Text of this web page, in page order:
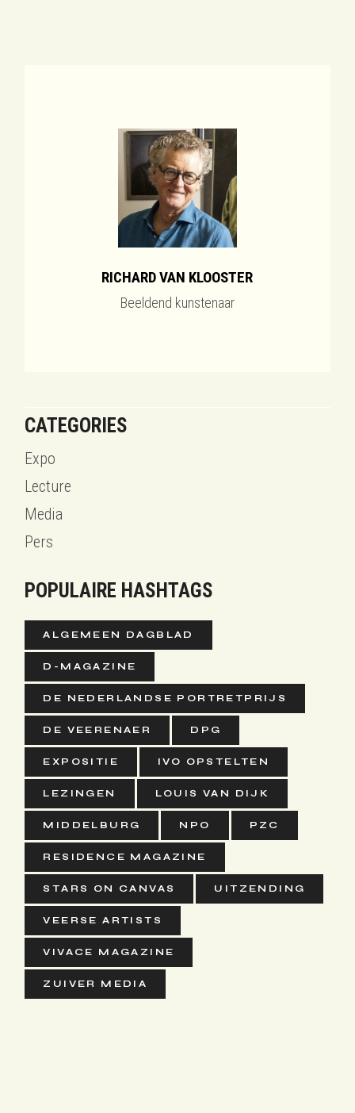
RICHARD VAN KLOOSTER
Beeldend kunstenaar
CATEGORIES
Expo
Lecture
Media
Pers
POPULAIRE HASHTAGS
ALGEMEEN DAGBLAD
D-MAGAZINE
DE NEDERLANDSE PORTRETPRIJS
DE VEERENAER DPG
EXPOSITIE IVO OPSTELTEN
LEZINGEN LOUIS VAN DIJK
MIDDELBURG NPO PZC
RESIDENCE MAGAZINE
STARS ON CANVAS UITZENDING
VEERSE ARTISTS
VIVACE MAGAZINE
ZUIVER MEDIA